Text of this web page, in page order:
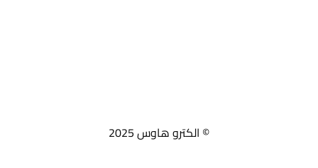
© الكترو هاوس 2025